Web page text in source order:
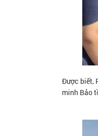
Được biết,
minh Bảo